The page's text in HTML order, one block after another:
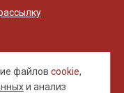
файловcookie,
и анализ